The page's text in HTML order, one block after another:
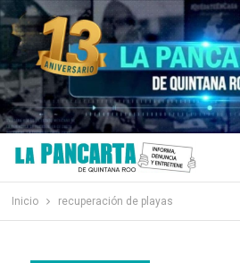
Inicio recuperación de playas